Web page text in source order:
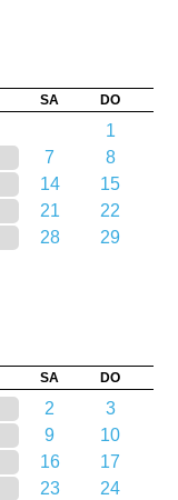
SA DO
1
7
8
14
15
21
22
28
29
SA DO
2
3
9
10
16
17
23
24